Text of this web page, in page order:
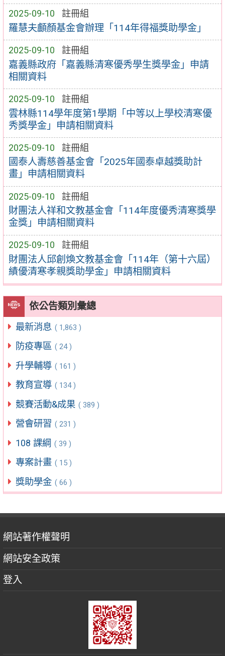
2025-09-10 註冊組
羅慧夫顱顏基金會辦理「114年得福獎助學金」
2025-09-10 註冊組
嘉義縣政府「嘉義縣清寒優秀學生獎學金」申請
相關資料
2025-09-10 註冊組
雲林縣114學年度第1學期「中等以上學校清寒優
秀獎學金」申請相關資料
2025-09-10 註冊組
國泰人壽慈善基金會「2025年國泰卓越獎助計
畫」申請相關資料
2025-09-10 註冊組
財團法人祥和文教基金會「114年度優秀清寒獎學
金獎」申請相關資料
2025-09-10 註冊組
財團法人邱創煥文教基金會「114年（第十六屆）
績優清寒孝親獎助學金」申請相關資料
依公告類別彙總
最新消息 ( 1,863 )
防疫專區 ( 24 )
升學輔導 ( 161 )
教育宣導 ( 134 )
競賽活動&成果 ( 389 )
營會研習 ( 231 )
108 課綱 ( 39 )
專案計畫 ( 15 )
獎助學金 ( 66 )
網站著作權聲明
網站安全政策
登入